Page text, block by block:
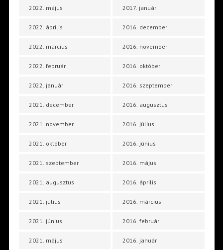
2022. május
2022. április
2022. március
2022. február
2022. január
2021. december
2021. november
2021. október
2021. szeptember
2021. augusztus
2021. július
2021. június
2021. május
2017. január
2016. december
2016. november
2016. október
2016. szeptember
2016. augusztus
2016. július
2016. június
2016. május
2016. április
2016. március
2016. február
2016. január